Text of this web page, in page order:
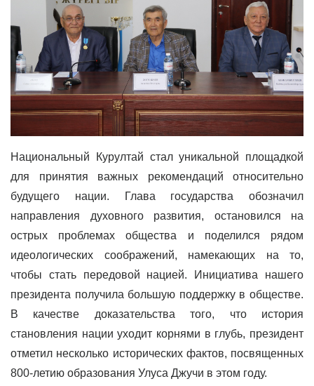
Национальный Курултай стал уникальной площадкой
для принятия важных рекомендаций относительно
будущего нации. Глава государства обозначил
направления духовного развития, остановился на
острых проблемах общества и поделился рядом
идеологических соображений, намекающих на то,
чтобы стать передовой нацией. Инициатива нашего
президента получила большую поддержку в обществе.
В качестве доказательства того, что история
становления нации уходит корнями в глубь, президент
отметил несколько исторических фактов, посвященных
800-летию образования Улуса Джучи в этом году.